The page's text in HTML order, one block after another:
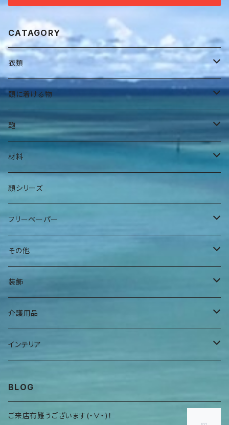
CATAGORY
衣類
全身衣
身上衣
身下衣
肌着
頭に着ける物
帽子
髪留め
巻物
ヘアバンド
鞄
腰鞄
肩掛け鞄
袋物
その他
材料
手染糸
顔シリーズ
フリーペーパー
夕焼けアパート
その他
曼荼羅マース玉
ハンギングインテリア
ヒーリングアイテム
装飾
腕輪
首巻物
介護用品
ウロガードカバー
インテリア
BLOG
ご来店有難うございます(・∀・)！